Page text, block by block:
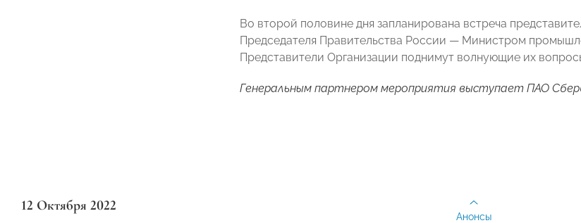
Во второй половине дня запланирована встреча
Председателя Правительства России — Министром
Представители Организации поднимут волнующие их
Генеральным партнером мероприятия выступает ПАО
12 Октября 2022
Анонсы